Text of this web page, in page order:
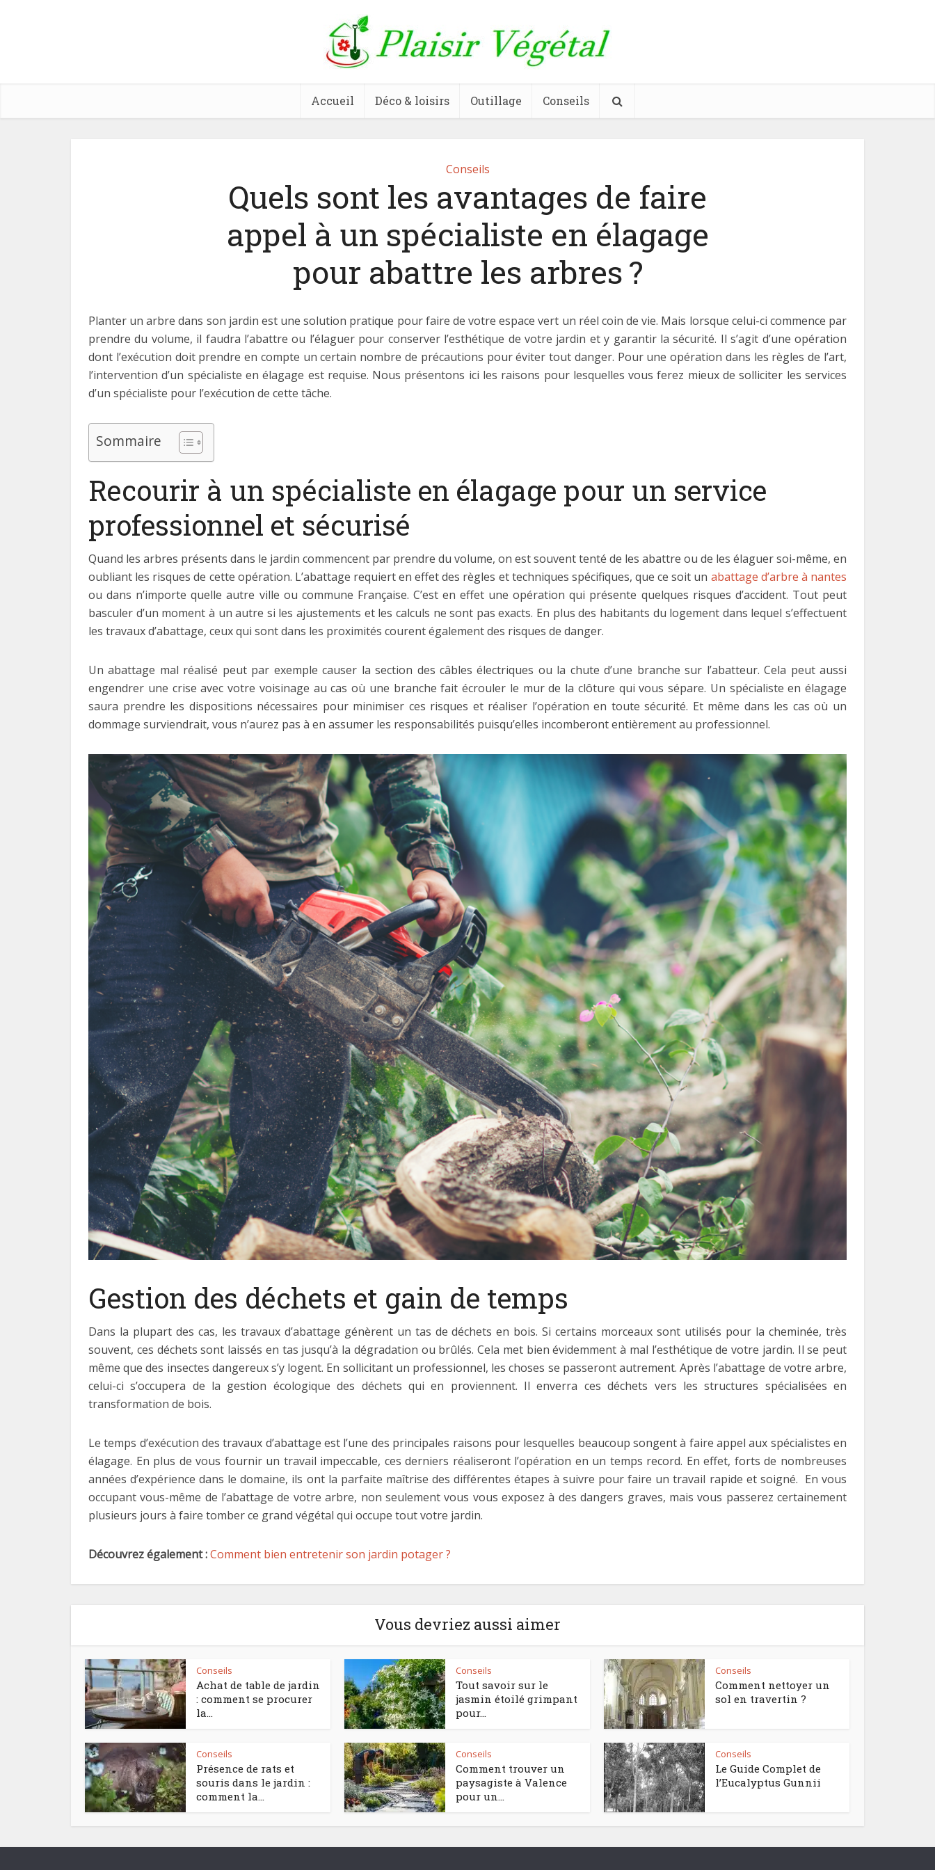
Accueil Déco & loisirs Outillage Conseils
Conseils
Quels sont les avantages de faire
appel à un spécialiste en élagage
pour abattre les arbres ?
Planter un arbre dans son jardin est une solution pratique pour faire de votre espace vert un réel coin de vie. Mais lorsque celui-ci commence par
prendre du volume, il faudra l’abattre ou l’élaguer pour conserver l’esthétique de votre jardin et y garantir la sécurité. Il s’agit d’une opération
dont l’exécution doit prendre en compte un certain nombre de précautions pour éviter tout danger. Pour une opération dans les règles de l’art,
l’intervention d’un spécialiste en élagage est requise. Nous présentons ici les raisons pour lesquelles vous ferez mieux de solliciter les services
d’un spécialiste pour l’exécution de cette tâche.
Sommaire
Recourir à un spécialiste en élagage pour un service
professionnel et sécurisé
Quand les arbres présents dans le jardin commencent par prendre du volume, on est souvent tenté de les abattre ou de les élaguer soi-même, en
oubliant les risques de cette opération. L’abattage requiert en effet des règles et techniques spécifiques, que ce soit un abattage d’arbre à nantes
ou dans n’importe quelle autre ville ou commune Française. C’est en effet une opération qui présente quelques risques d’accident. Tout peut
basculer d’un moment à un autre si les ajustements et les calculs ne sont pas exacts. En plus des habitants du logement dans lequel s’effectuent
les travaux d’abattage, ceux qui sont dans les proximités courent également des risques de danger.
Un abattage mal réalisé peut par exemple causer la section des câbles électriques ou la chute d’une branche sur l’abatteur. Cela peut aussi
engendrer une crise avec votre voisinage au cas où une branche fait écrouler le mur de la clôture qui vous sépare. Un spécialiste en élagage
saura prendre les dispositions nécessaires pour minimiser ces risques et réaliser l’opération en toute sécurité. Et même dans les cas où un
dommage surviendrait, vous n’aurez pas à en assumer les responsabilités puisqu’elles incomberont entièrement au professionnel.
Gestion des déchets et gain de temps
Dans la plupart des cas, les travaux d’abattage génèrent un tas de déchets en bois. Si certains morceaux sont utilisés pour la cheminée, très
souvent, ces déchets sont laissés en tas jusqu’à la dégradation ou brûlés. Cela met bien évidemment à mal l’esthétique de votre jardin. Il se peut
même que des insectes dangereux s’y logent. En sollicitant un professionnel, les choses se passeront autrement. Après l’abattage de votre arbre,
celui-ci s’occupera de la gestion écologique des déchets qui en proviennent. Il enverra ces déchets vers les structures spécialisées en
transformation de bois.
Le temps d’exécution des travaux d’abattage est l’une des principales raisons pour lesquelles beaucoup songent à faire appel aux spécialistes en
élagage. En plus de vous fournir un travail impeccable, ces derniers réaliseront l’opération en un temps record. En effet, forts de nombreuses
années d’expérience dans le domaine, ils ont la parfaite maîtrise des différentes étapes à suivre pour faire un travail rapide et soigné. En vous
occupant vous-même de l’abattage de votre arbre, non seulement vous vous exposez à des dangers graves, mais vous passerez certainement
plusieurs jours à faire tomber ce grand végétal qui occupe tout votre jardin.
Découvrez également :Comment bien entretenir son jardin potager ?
Vous devriez aussi aimer
Conseils
Achat de table de jardin
: comment se procurer
la...
Conseils
Tout savoir sur le
jasmin étoilé grimpant
pour...
Conseils
Comment nettoyer un
sol en travertin ?
Conseils
Présence de rats et
souris dans le jardin :
comment la...
Conseils
Comment trouver un
paysagiste à Valence
pour un...
Conseils
Le Guide Complet de
l’Eucalyptus Gunnii